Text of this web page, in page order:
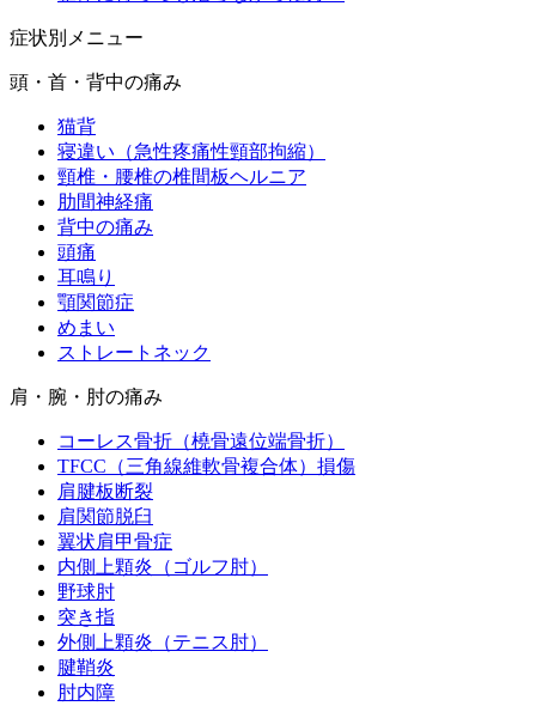
症状別メニュー
頭・首・背中の痛み
猫背
寝違い（急性疼痛性頸部拘縮）
頸椎・腰椎の椎間板ヘルニア
肋間神経痛
背中の痛み
頭痛
耳鳴り
顎関節症
めまい
ストレートネック
肩・腕・肘の痛み
コーレス骨折（橈骨遠位端骨折）
TFCC（三角線維軟骨複合体）損傷
肩腱板断裂
肩関節脱臼
翼状肩甲骨症
内側上顆炎（ゴルフ肘）
野球肘
突き指
外側上顆炎（テニス肘）
腱鞘炎
肘内障